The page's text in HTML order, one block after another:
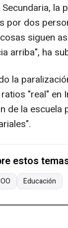
por dos
siguen
arriba", ha
la
"real"
de la escuela
estos
Educación